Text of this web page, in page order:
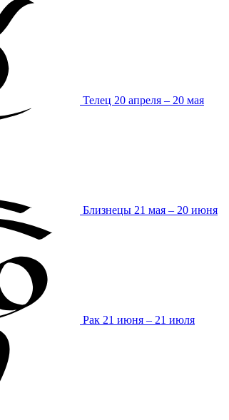
Телец 20 апреля – 20 мая
Близнецы 21 мая – 20 июня
Рак 21 июня – 21 июля